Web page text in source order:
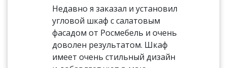
Недавно я заказал и установил
угловой шкаф с салатовым
фасадом от Росмебель и очень
доволен результатом. Шкаф
имеет очень стильный дизайн